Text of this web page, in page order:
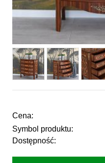
Cena:
Symbol produktu:
Dostępność: